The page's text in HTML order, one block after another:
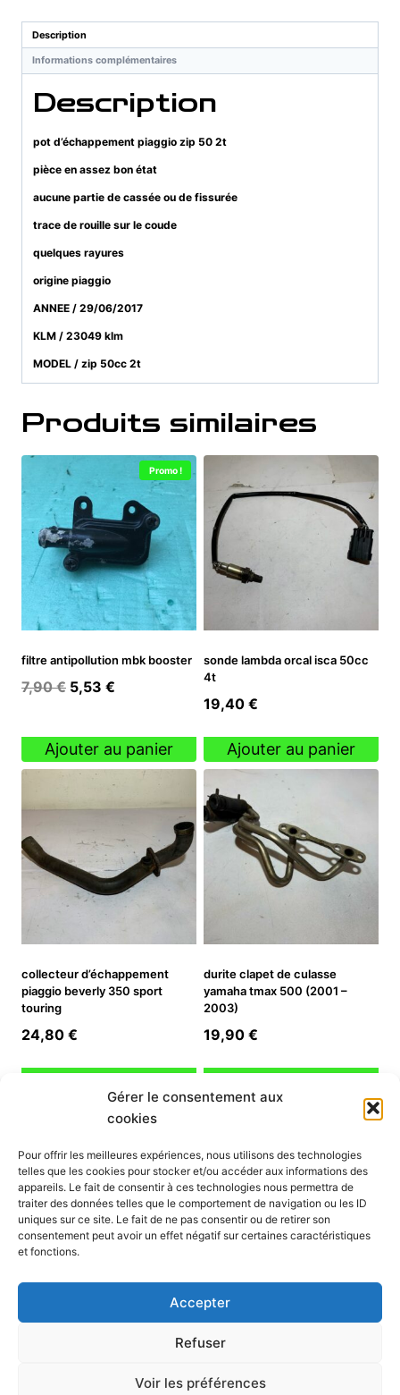
Gérer le consentement aux
cookies
Pour offrir les meilleures expériences, nous utilisons des technologies
telles que les cookies pour stocker et/ou accéder aux informations des
appareils. Le fait de consentir à ces technologies nous permettra de
traiter des données telles que le comportement de navigation ou les ID
uniques sur ce site. Le fait de ne pas consentir ou de retirer son
consentement peut avoir un effet négatif sur certaines caractéristiques
et fonctions.
Accepter
Refuser
Voir les préférences
Description
Informations complémentaires
Description
pot d’échappement piaggio zip 50 2t
pièce en assez bon état
aucune partie de cassée ou de fissurée
trace de rouille sur le coude
quelques rayures
origine piaggio
ANNEE / 29/06/2017
KLM / 23049 klm
MODEL / zip 50cc 2t
Produits similaires
Promo !
filtre antipollution mbk booster
7,90€ Le
était :
7,90 €.
5,53 €
est :
5,53 €.
Ajouter au panier
sonde lambda orcal isca 50cc
4t
19,40 €
Ajouter au panier
collecteur d’échappement
piaggio beverly 350 sport
touring
24,80 €
durite clapet de culasse
yamaha tmax 500 (2001 –
2003)
19,90 €
INFORMATION
Mon compte
Nous contacter
Mode paiement
Nos services
Politique de confidentialité
Politique de cookies (UE)